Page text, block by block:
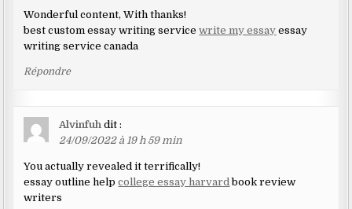
Wonderful content, With thanks!
best custom essay writing servicewrite my essay essay
writing service canada
Répondre
Alvinfuh dit :
24/09/2022 à 19 h 59 min
You actually revealed it terrifically!
essay outline helpcollege essay harvardbook review
writers